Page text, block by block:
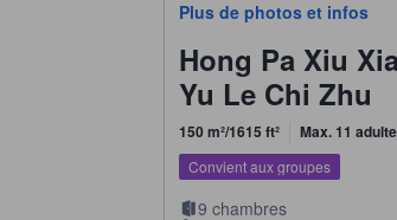
Plus de photos et infos
Hong Pa Xiu
Yu Le Chi Zhu
150 m²/1615 ft² Max. 11
Convient aux groupes
9 chambres